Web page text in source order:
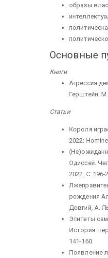
образы
Основные
Книги
Агрессия
Герштейн.
Статьи
Короля
2022:
Одиссей.
2022. С. 196-
рождения
Довгий, А.
Эпитеты
История:
141-160.
Появление